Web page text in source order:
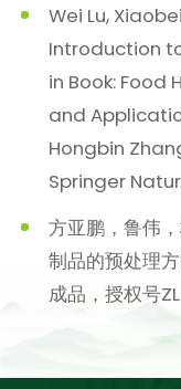
Wei Lu,
Introduction
in Book: Food
and
Hongbin
Springer
方亚鹏，鲁伟
制品的预处理
成品，授权号